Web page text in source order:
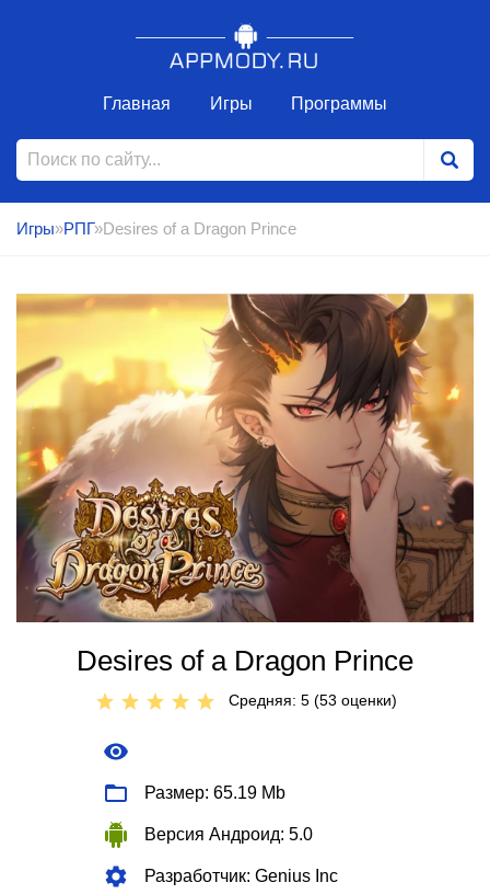
Главная Игры Программы
Игры»РПГ»Desires of a Dragon Prince
Desires of a Dragon Prince
Средняя: 5 (53 оценки)
Размер: 65.19 Mb
Версия Андроид: 5.0
Разработчик: Genius Inc